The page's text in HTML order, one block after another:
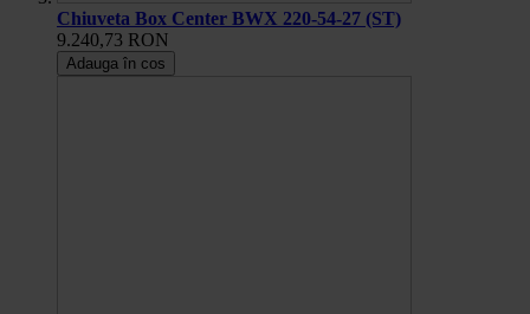
Chiuveta Box Center BWX 220-54-27 (ST)
9.240,73 RON
Adauga în cos